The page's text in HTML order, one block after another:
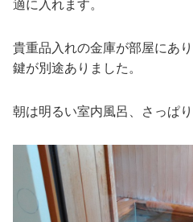
適に入れます。
貴重品入れの金庫が部屋にあ
鍵が別途ありました。
朝は明るい室内風呂、さっぱ